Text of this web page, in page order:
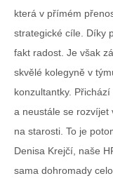
která v přímém
strategické cíle. Díky
fakt radost. Je však
skvělé kolegyně v
konzultantky.
a neustále se rozvíjet
na starosti. To je
Denisa Krejčí, naše
sama dohromady